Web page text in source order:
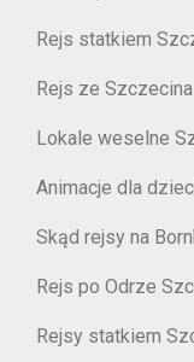
Rejs statkiem
Rejs ze Szczecina
Lokale weselne
Animacje dla
Skąd rejsy na
Rejs po Odrze
Rejsy statkiem